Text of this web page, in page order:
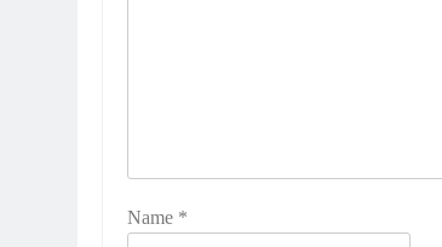
Name *